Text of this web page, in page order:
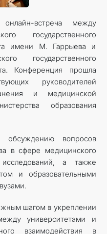
встреча между
государственного
имени М. Гаррыева и
государственного
Конференция прошла
руководителей
и медицинской
образования
обсуждению вопросов
в сфере медицинского
а также
и образовательными
шагом в укреплении
университетами и
взаимодействия в